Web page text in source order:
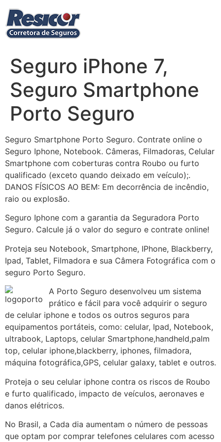
para
conteúdo
Seguro iPhone 7,
Seguro Smartphone
Porto Seguro
Seguro Smartphone Porto Seguro. Contrate online o
Seguro Iphone, Notebook. Câmeras, Filmadoras, Celular
Smartphone com coberturas contra Roubo ou furto
qualificado (exceto quando deixado em veículo);.
DANOS FÍSICOS AO BEM: Em decorrência de incêndio,
raio ou explosão.
Seguro Iphone com a garantia da Seguradora Porto
Seguro. Calcule já o valor do seguro e contrate online!
Proteja seu Notebook, Smartphone, IPhone, Blackberry,
Ipad, Tablet, Filmadora e sua Câmera Fotográfica com o
seguro Porto Seguro.
A Porto Seguro desenvolveu um sistema
prático e fácil para você adquirir o seguro
de celular iphone e todos os outros seguros para
equipamentos portáteis, como: celular, Ipad, Notebook,
ultrabook, Laptops, celular Smartphone,handheld,palm
top, celular iphone,blackberry, iphones, filmadora,
máquina fotográfica,GPS, celular galaxy, tablet e outros.
Proteja o seu celular iphone contra os riscos de Roubo
e furto qualificado, impacto de veículos, aeronaves e
danos elétricos.
No Brasil, a Cada dia aumentam o número de pessoas
que optam por comprar telefones celulares com acesso